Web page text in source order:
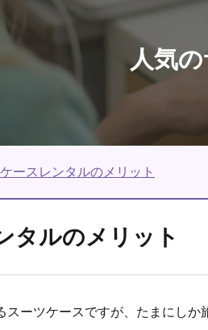
人気
ースレンタルのメリット
タルのメリット
スーツケースですが、たまにしか